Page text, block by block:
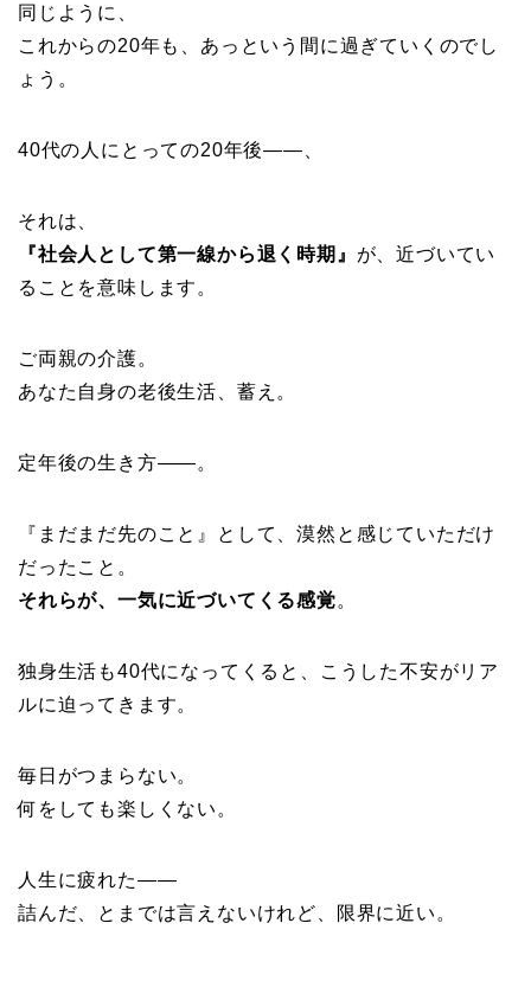
同じように、
これからの20年も、あっという間に過ぎていく のでし
ょう。
40代の人にとっての20年後——、
それは、
『社会人として第一線から退く時期』 が、近づいてい
ることを意味します。
ご両親の介護。
あなた自身の老後生活、蓄え。
定年後の生き方——。
『まだまだ先のこと』
として、漠然と感じていただけ
だったこと。
それらが、 一気に近づいてくる感覚。
独身生活も40代になってくると、こうした不安がリア
ルに迫ってきます。
毎日がつまらない。
何をしても楽しくない。
人生に疲れた——
詰んだ、とまでは言えないけれど、限界に近い。